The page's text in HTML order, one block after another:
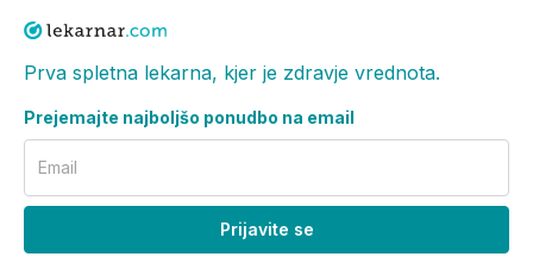
Prva spletna lekarna, kjer je zdravje vrednota.
Prejemajte najboljšo ponudbo na email
Email
Prijavite se